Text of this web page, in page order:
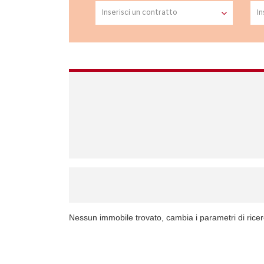
Nessun immobile trovato, cambia i parametri di